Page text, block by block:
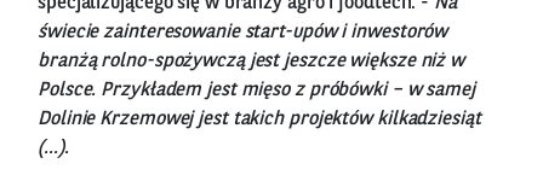
świecie zainteresowanie start-upów i inwestorów
branżą rolno-spożywczą jest jeszcze większe niż w
Polsce. Przykładem jest mięso z próbówki – w samej
Dolinie Krzemowej jest takich projektów kilkadziesiąt
(…).